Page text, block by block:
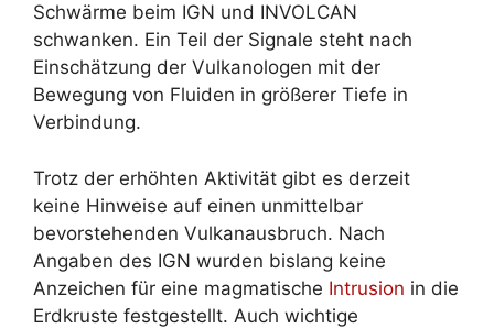
Schwärme beim IGN und INVOLCAN
schwanken. Ein Teil der Signale steht nach
Einschätzung der Vulkanologen mit der
Bewegung von Fluiden in größerer Tiefe in
Verbindung.
Trotz der erhöhten Aktivität gibt es derzeit
keine Hinweise auf einen unmittelbar
bevorstehenden Vulkanausbruch. Nach
Angaben des IGN wurden bislang keine
Anzeichen für eine magmatische Intrusion in die
Erdkruste festgestellt. Auch wichtige